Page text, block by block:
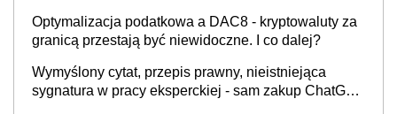
Optymalizacja podatkowa a DAC8 - kryptowaluty za
granicą przestają być niewidoczne. I co dalej?
Wymyślony cytat, przepis prawny, nieistniejąca
sygnatura w pracy eksperckiej - sam zakup ChatGPT